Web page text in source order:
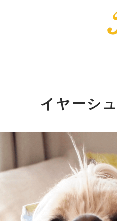
イヤーシ